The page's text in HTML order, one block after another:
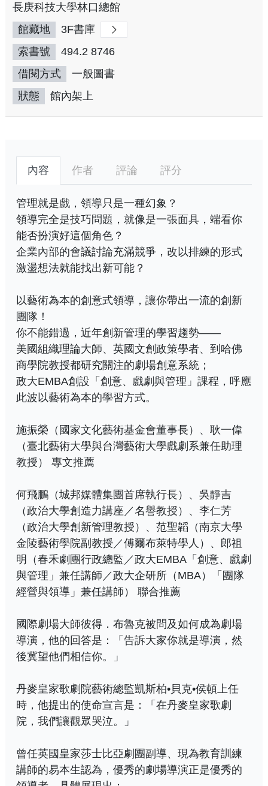
長庚科技大學林口總館
館藏地
3F書庫
索書號
494.2 8746
借閱方式
一般圖書
狀態
館內架上
內容 作者 評論 評分
管理就是戲，領導只是一種幻象？
領導完全是技巧問題，就像是一張面具，端看你
能否扮演好這個角色？
企業內部的會議討論充滿競爭，改以排練的形式
激盪想法就能找出新可能？
以藝術為本的創意式領導，讓你帶出一流的創新
團隊！
你不能錯過，近年創新管理的學習趨勢——
美國組織理論大師、英國文創政策學者、到哈佛
商學院教授都研究關注的劇場創意系統；
政大EMBA創設「創意、戲劇與管理」課程，呼應
此波以藝術為本的學習方式。
施振榮（國家文化藝術基金會董事長）、耿一偉
（臺北藝術大學與台灣藝術大學戲劇系兼任助理
教授） 專文推薦
何飛鵬（城邦媒體集團首席執行長）、吳靜吉
（政治大學創造力講座／名譽教授）、李仁芳
（政治大學創新管理教授）、范聖韜（南京大學
金陵藝術學院副教授／傅爾布萊特學人）、郎祖
明（春禾劇團行政總監／政大EMBA「創意、戲劇
與管理」兼任講師／政大企研所（MBA）「團隊
經營與領導」兼任講師） 聯合推薦
國際劇場大師彼得．布魯克被問及如何成為劇場
導演，他的回答是：「告訴大家你就是導演，然
後冀望他們相信你。」
丹麥皇家歌劇院藝術總監凱斯柏•貝克•侯頓上任
時，他提出的使命宣言是：「在丹麥皇家歌劇
院，我們讓觀眾哭泣。」
曾任英國皇家莎士比亞劇團副導、現為教育訓練
講師的易本生認為，優秀的劇場導演正是優秀的